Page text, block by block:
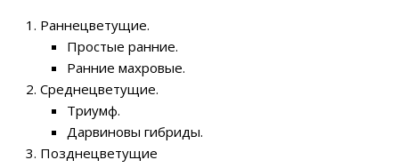
Раннецветущие.
Простые ранние.
Ранние махровые.
Среднецветущие.
Триумф.
Дарвиновы гибриды.
Позднецветущие